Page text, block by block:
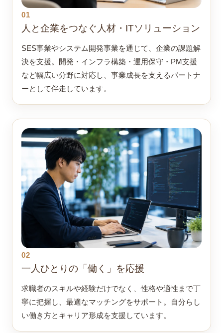
01
人と企業をつなぐ人材・ITソリューション
SES事業やシステム開発事業を通じて、企業の課題解
決を支援。開発・インフラ構築・運用保守・PM支援
など幅広い分野に対応し、事業成長を支えるパートナ
ーとして伴走しています。
02
一人ひとりの「働く」を応援
求職者のスキルや経験だけでなく、性格や適性まで丁
寧に把握し、最適なマッチングをサポート。自分らし
い働き方とキャリア形成を支援しています。